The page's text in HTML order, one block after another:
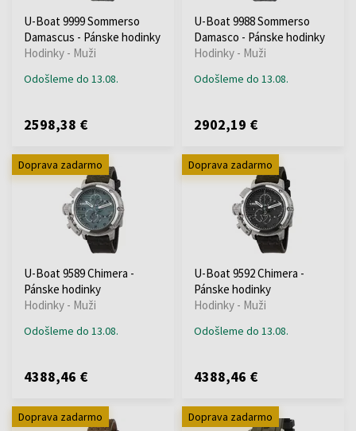
U-Boat 9999 Sommerso
Damascus - Pánske hodinky
Hodinky - Muži
Odošleme do 13.08.
2598,38 €
U-Boat 9988 Sommerso
Damasco - Pánske hodinky
Hodinky - Muži
Odošleme do 13.08.
2902,19 €
Doprava zadarmo
U-Boat 9589 Chimera -
Pánske hodinky
Hodinky - Muži
Odošleme do 13.08.
4388,46 €
Doprava zadarmo
U-Boat 9592 Chimera -
Pánske hodinky
Hodinky - Muži
Odošleme do 13.08.
4388,46 €
Doprava zadarmo Doprava zadarmo